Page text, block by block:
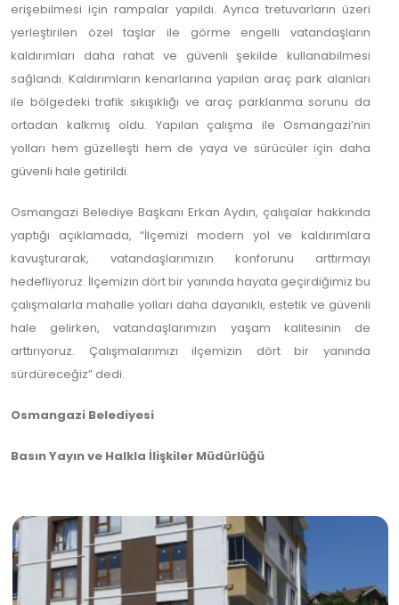
erişebilmesi için rampalar yapıldı. Ayrıca tretuvarların üzeri
yerleştirilen özel taşlar ile görme engelli vatandaşların
kaldırımları daha rahat ve güvenli şekilde kullanabilmesi
sağlandı. Kaldırımların kenarlarına yapılan araç park alanları
ile bölgedeki trafik sıkışıklığı ve araç parklanma sorunu da
ortadan kalkmış oldu. Yapılan çalışma ile Osmangazi’nin
yolları hem güzelleşti hem de yaya ve sürücüler için daha
güvenli hale getirildi.
Osmangazi Belediye Başkanı Erkan Aydın, çalışalar hakkında
yaptığı açıklamada, “İlçemizi modern yol ve kaldırımlara
kavuşturarak, vatandaşlarımızın konforunu arttırmayı
hedefliyoruz. İlçemizin dört bir yanında hayata geçirdiğimiz bu
çalışmalarla mahalle yolları daha dayanıklı, estetik ve güvenli
hale gelirken, vatandaşlarımızın yaşam kalitesinin de
arttırıyoruz. Çalışmalarımızı ilçemizin dört bir yanında
sürdüreceğiz” dedi.
Osmangazi Belediyesi
Basın Yayın ve Halkla İlişkiler Müdürlüğü